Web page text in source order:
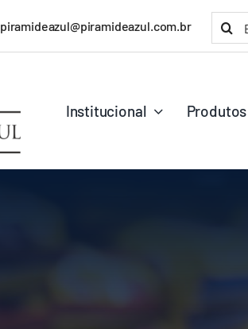
piramideazul@piramideazul.com.br
Institucional Produtos